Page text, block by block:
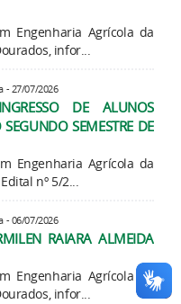
Engenharia Agrícola da
infor...
- 27/07/2026
DE ALUNOS
SEMESTRE DE
Engenharia Agrícola da
nº 5/2...
- 06/07/2026
RAIARA ALMEIDA
Engenharia Agrícola da
infor...